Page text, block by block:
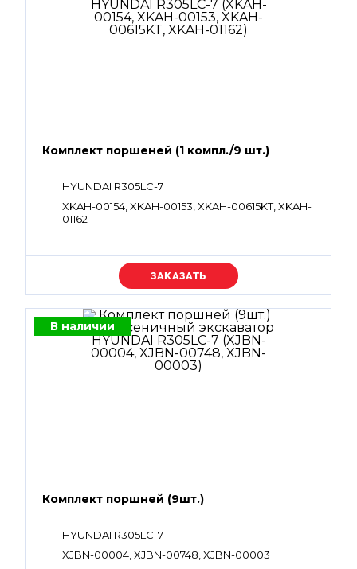
Комплект поршеней (1 компл./9 шт.)
HYUNDAI R305LC-7
XKAH-00154, XKAH-00153, XKAH-00615KT, XKAH-
01162
Уточняйте цену
В наличии
Комплект поршней (9шт.)
HYUNDAI R305LC-7
XJBN-00004, XJBN-00748, XJBN-00003